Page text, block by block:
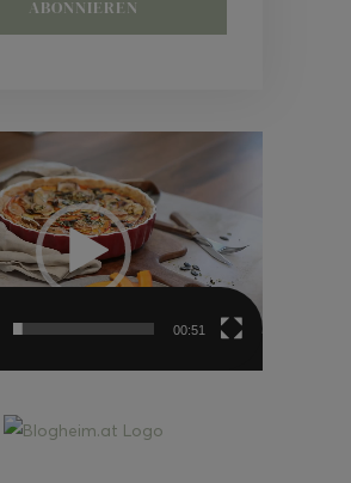
00:51